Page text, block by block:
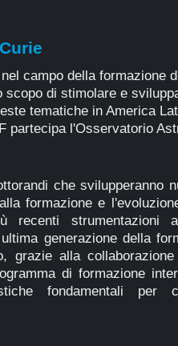
campo della formazione
di stimolare e
tematiche in America
partecipa l'Osservatorio
che svilupperanno
formazione e
strumentazioni
generazione della
grazie alla
di formazione
fondamentali